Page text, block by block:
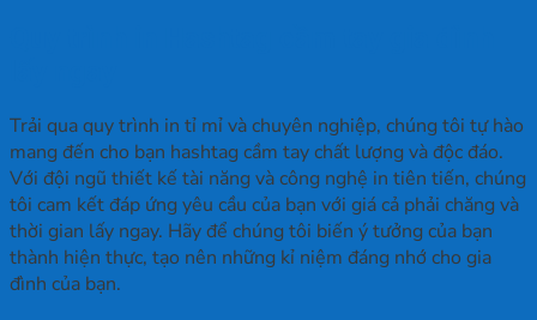
Trải qua quy trình in tỉ mỉ và chuyên nghiệp, chúng tôi tự hào
mang đến cho bạn hashtag cầm tay chất lượng và độc đáo.
Với đội ngũ thiết kế tài năng và công nghệ in tiên tiến, chúng
tôi cam kết đáp ứng yêu cầu của bạn với giá cả phải chăng và
thời gian lấy ngay. Hãy để chúng tôi biến ý tưởng của bạn
thành hiện thực, tạo nên những kỉ niệm đáng nhớ cho gia
đình của bạn.